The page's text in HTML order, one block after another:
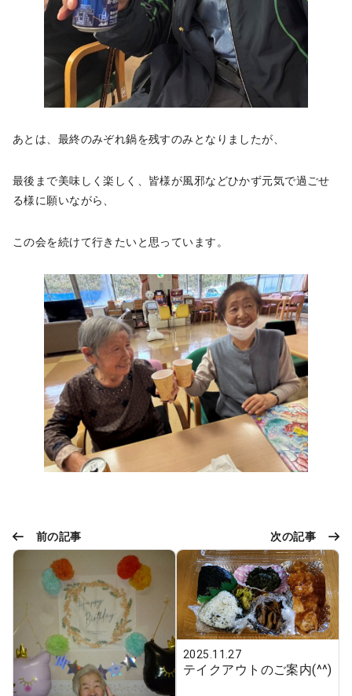
あとは、最終のみぞれ鍋を残すのみとなりましたが、
最後まで美味しく楽しく、皆様が風邪などひかず元気で過ごせ
る様に願いながら、
この会を続けて行きたいと思っています。
前の記事 次の記事
2025.11.27
テイクアウトのご案内(^^)